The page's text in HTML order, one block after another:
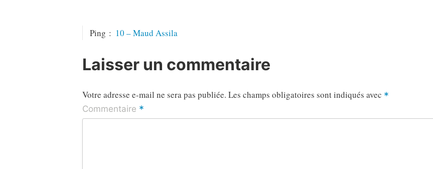
Ping : 10 – Maud Assila
Laisser un commentaire
Votre adresse e-mail ne sera pas publiée. Les champs obligatoires sont indiqués avec *
Commentaire *